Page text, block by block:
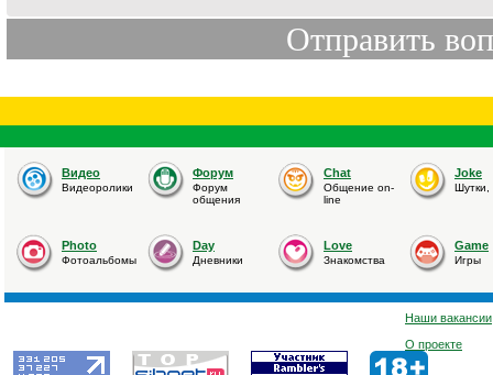
Видео
Видеоролики
Форум
Форум
общения
Chat
Общение on-
line
Joke
Photo
Фотоальбомы
Day
Дневники
Love
Знакомства
Game
Игры
Наши вакансии
О проекте